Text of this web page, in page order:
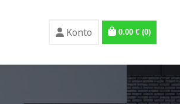
Konto 0.00 € (0)